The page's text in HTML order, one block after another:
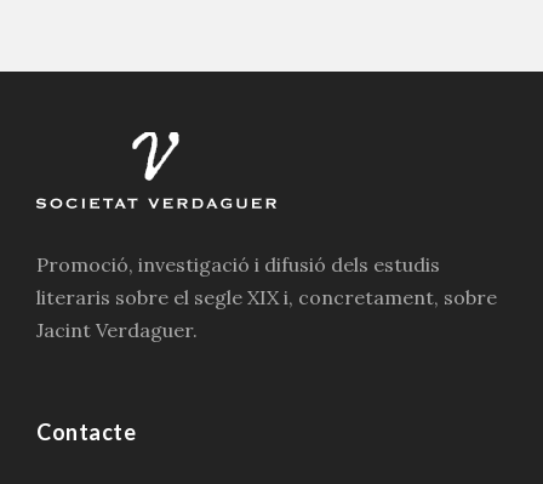
Promoció, investigació i difusió dels estudis
literaris sobre el segle XIX i, concretament, sobre
Jacint Verdaguer.
Contacte